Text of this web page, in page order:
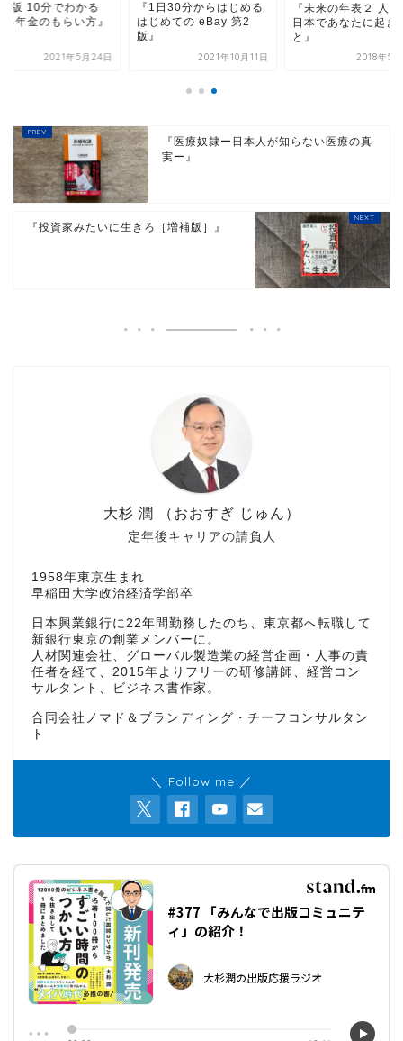
4版 10分でわかる
る年金のもらい方』
2021年5月24日
『1日30分からはじめる
はじめての eBay 第2
版』
2021年10月11日
『未来の年表２ 人
日本であなたに起き
と』
2018年5
『医療奴隷ー日本人が知らない医療の真
実ー』
『投資家みたいに生きろ［増補版］』
定年後キャリアの請負人
大杉 潤 （おおすぎ じゅん）
1958年東京生まれ
早稲田大学政治経済学部卒
日本興業銀行に22年間勤務したのち、東京都へ転職して
新銀行東京の創業メンバーに。
人材関連会社、グローバル製造業の経営企画・人事の責
任者を経て、2015年よりフリーの研修講師、経営コン
サルタント、ビジネス書作家。
合同会社ノマド＆ブランディング・チーフコンサルタン
ト
＼ Follow me ／